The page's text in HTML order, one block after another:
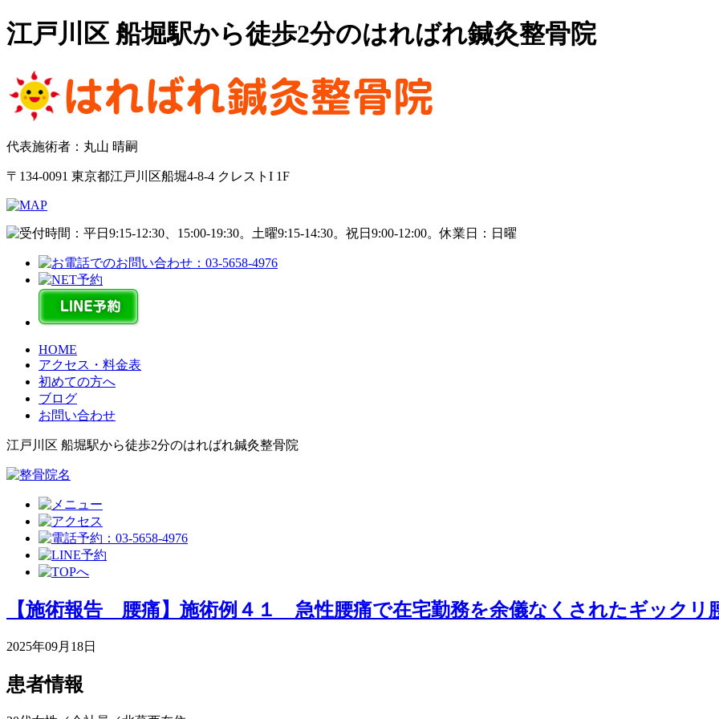
江戸川区 船堀駅から徒歩2分のはればれ鍼灸整骨院
代表施術者：丸山 晴嗣
〒134-0091 東京都江戸川区船堀4-8-4 クレストI 1F
HOME
アクセス・料金表
初めての方へ
ブログ
お問い合わせ
江戸川区 船堀駅から徒歩2分のはればれ鍼灸整骨院
【施術報告 腰痛】施術例４１ 急性腰痛で在宅勤務を余儀なくされたギックリ
2025年09月18日
患者情報